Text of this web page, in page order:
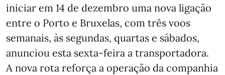
iniciar em 14 de dezembro uma nova ligação
entre o Porto e Bruxelas, com três voos
semanais, às segundas, quartas e sábados,
anunciou esta sexta-feira a transportadora.
A nova rota reforça a operação da companhia